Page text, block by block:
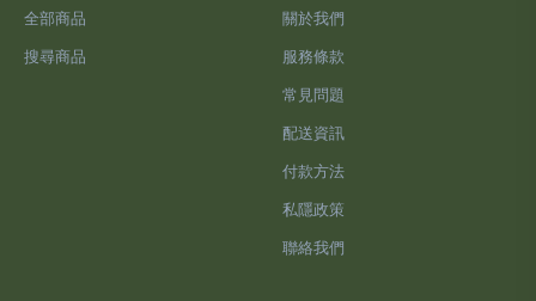
全部商品
搜尋商品
關於我們
服務條款
常見問題
配送資訊
付款方法
私隱政策
聯絡我們